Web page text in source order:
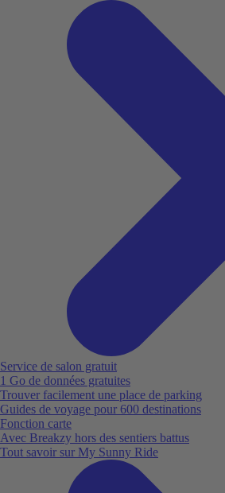
Service de salon gratuit
1 Go de données gratuites
Trouver facilement une place de parking
Guides de voyage pour 600 destinations
Fonction carte
Avec Breakzy hors des sentiers battus
Tout savoir sur My Sunny Ride